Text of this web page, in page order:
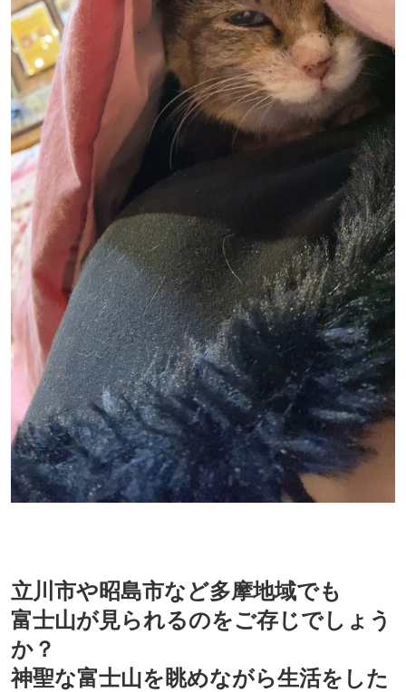
立川市や昭島市など多摩地域でも
富士山が見られるのをご存じでしょう
か？
神聖な富士山を眺めながら生活をした